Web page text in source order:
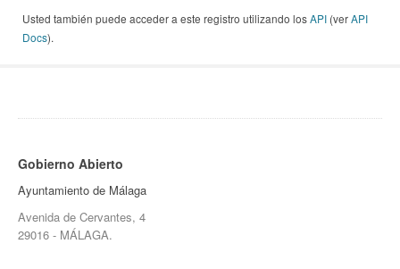
Usted también puede acceder a este registro utilizando losAPI (verAPI
Docs).
Gobierno Abierto
Ayuntamiento de Málaga
Avenida de Cervantes, 4
29016 - MÁLAGA.